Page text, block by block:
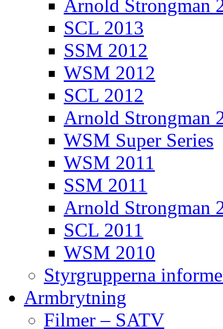
Arnold Strongman
SCL 2013
SSM 2012
WSM 2012
SCL 2012
Arnold Strongman
WSM Super Series
WSM 2011
SSM 2011
Arnold Strongman
SCL 2011
WSM 2010
Styrgrupperna
Armbrytning
Filmer – SATV